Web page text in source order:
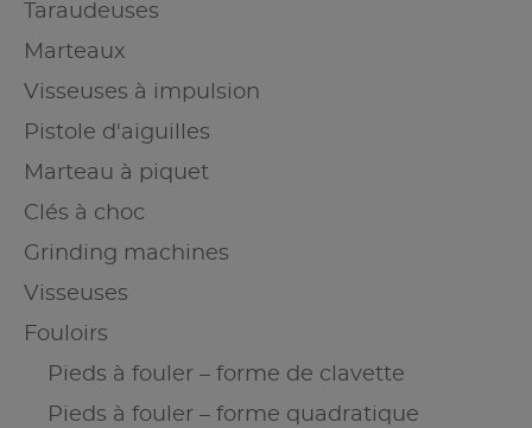
Taraudeuses
Marteaux
Visseuses à impulsion
Pistole d'aiguilles
Marteau à piquet
Clés à choc
Grinding machines
Visseuses
Fouloirs
Pieds à fouler – forme de clavette
Pieds à fouler – forme quadratique